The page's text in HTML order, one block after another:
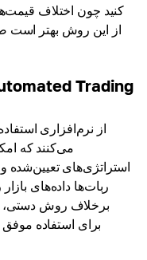
کنید چون اختلاف
از این روش بهتر است
می‌کنند که
استراتژی‌های تعیین‌شده
برخلاف روش دستی،
برای استفاده موفق